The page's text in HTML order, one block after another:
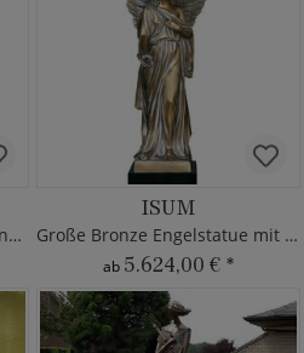
Bronze Designerskulptur Beine schreiten
ISUM
Große Bronze Engelstatue mit Rose
ab 5.624,00 € *